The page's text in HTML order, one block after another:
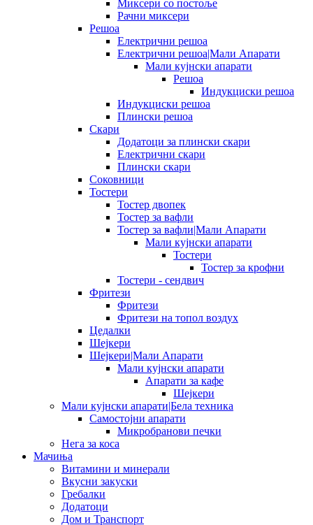
Миксери со постоље
Рачни миксери
Решоа
Електрични решоа
Електрични решоа|Мали Апарати
Мали кујнски апарати
Решоа
Индукциски решоа
Индукциски решоа
Плински решоа
Скари
Додатоци за плински скари
Електрични скари
Плински скари
Соковници
Тостери
Тостер двопек
Тостер за вафли
Тостер за вафли|Мали Апарати
Мали кујнски апарати
Тостери
Тостер за крофни
Тостери - сендвич
Фритези
Фритези
Фритези на топол воздух
Цедалки
Шејкери
Шејкери|Мали Апарати
Мали кујнски апарати
Апарати за кафе
Шејкери
Мали кујнски апарати|Бела техника
Самостојни апарати
Микробранови печки
Нега за коса
Мачиња
Витамини и минерали
Вкусни закуски
Гребалки
Додатоци
Дом и Транспорт